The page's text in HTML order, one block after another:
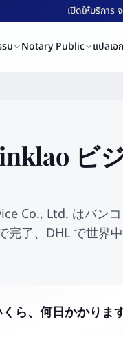
เปิดให้บริกา
ม Notary Public แปลเอ
ビ
Co., Ltd. はバン
完了、DHL で世界
ら、何日かかりま